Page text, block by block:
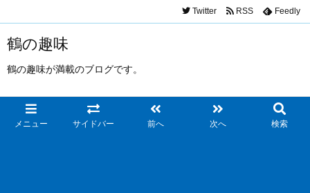
鶴の趣味
鶴の趣味が満載のブログです。
メニュー サイドバー 前へ 次へ 検索
Twitter RSS Feedly